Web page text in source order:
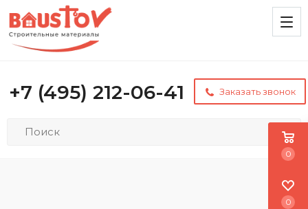
+7 (495) 212-06-41 Заказать звонок
0
0